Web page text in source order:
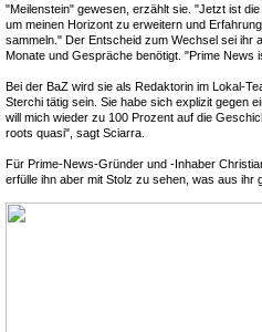
"Meilenstein" gewesen, erzählt sie. "Jetzt ist
um meinen Horizont zu erweitern und
sammeln." Der Entscheid zum Wechsel sei ihr
Monate und Gespräche benötigt. "Prime News
Bei der BaZ wird sie als Redaktorin im Lokal-
Sterchi tätig sein. Sie habe sich explizit gegen
will mich wieder zu 100 Prozent auf die
roots quasi", sagt Sciarra.
Für Prime-News-Gründer und -Inhaber
erfülle ihn aber mit Stolz zu sehen, was aus ihr